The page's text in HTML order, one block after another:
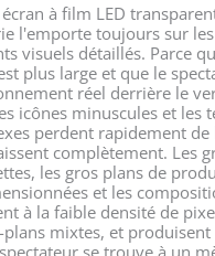
à film LED
l'emporte toujours sur
visuels détaillés. Parce
plus large et que le
réel derrière le
icônes minuscules et les
perdent rapidement de
complètement. Les
les gros plans de
et les
à la faible densité de
mixtes, et
se trouve à un